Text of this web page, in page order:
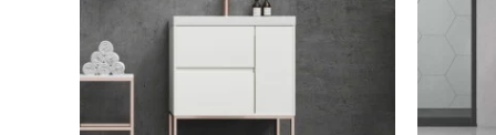
options
être